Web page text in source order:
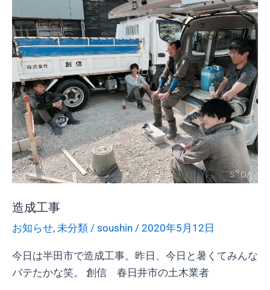
造成工事
お知らせ, 未分類 / soushin / 2020年5月12日
今日は半田市で造成工事。昨日、今日と暑くてみんな
バテたかな笑。 創信 春日井市の土木業者
造
成
工
事